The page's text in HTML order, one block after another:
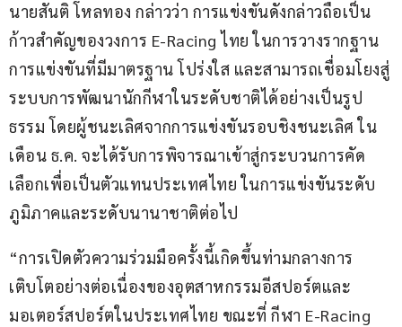
นายสันติ โหลทอง กล่าวว่า การแข่งขันดังกล่าวถือเป็น
ก้าวสำคัญของวงการ E-Racing ไทย ในการวางรากฐาน
การแข่งขันที่มีมาตรฐาน โปร่งใส และสามารถเชื่อมโยงสู่
ระบบการพัฒนานักกีฬาในระดับชาติได้อย่างเป็นรูป
ธรรม โดยผู้ชนะเลิศจากการแข่งขันรอบชิงชนะเลิศ ใน
เดือน ธ.ค. จะได้รับการพิจารณาเข้าสู่กระบวนการคัด
เลือกเพื่อเป็นตัวแทนประเทศไทย ในการแข่งขันระดับ
ภูมิภาคและระดับนานาชาติต่อไป
“การเปิดตัวความร่วมมือครั้งนี้เกิดขึ้นท่ามกลางการ
เติบโตอย่างต่อเนื่องของอุตสาหกรรมอีสปอร์ตและ
มอเตอร์สปอร์ตในประเทศไทย ขณะที่ กีฬา E-Racing